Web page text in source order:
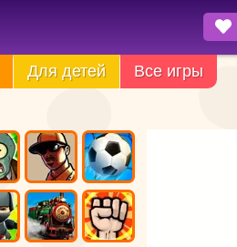
Для детей Все игры